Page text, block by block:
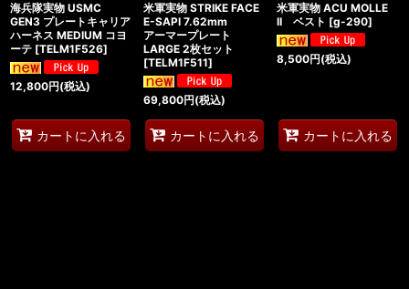
海兵隊実物 USMC
GEN3 プレートキャリア
ハーネス MEDIUM コヨ
ーテ [TELM1F526]
12,800円(税込)
カートに入れる
米軍実物 STRIKE FACE
E-SAPI 7.62mm
アーマープレート
LARGE 2枚セット
[TELM1F511]
69,800円(税込)
カートに入れる
米軍実物 ACU MOLLE
II ベスト [g-290]
8,500円(税込)
カートに入れる